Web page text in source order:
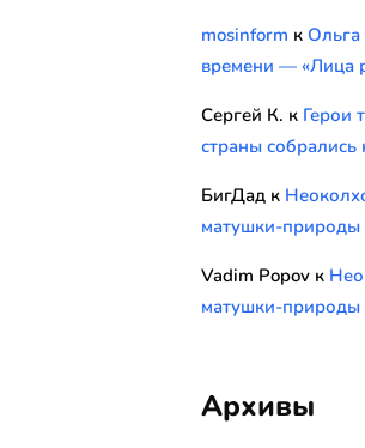
mosinform к Ольга
времени — «Лица
Сергей К. к Герои
страны
БигДад к
матушки-
Vadim Popov к
матушки-
Архивы